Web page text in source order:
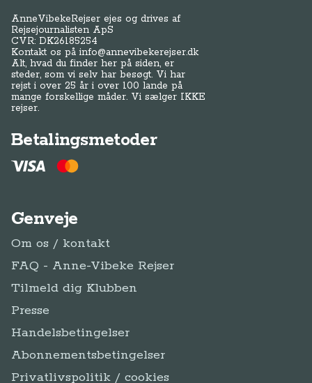
AnneVibekeRejser ejes og drives af
Rejsejournalisten ApS
CVR: DK26185254
Kontakt os påinfo@annevibekerejser.dk
Alt, hvad du finder her på siden, er
steder, som vi selv har besøgt. Vi har
rejst i over 25 år i over 100 lande på
mange forskellige måder. Vi sælger IKKE
rejser.
Betalingsmetoder
Genveje
Om os / kontakt
FAQ - Anne-Vibeke Rejser
Tilmeld dig Klubben
Presse
Handelsbetingelser
Abonnementsbetingelser
Privatlivspolitik / cookies